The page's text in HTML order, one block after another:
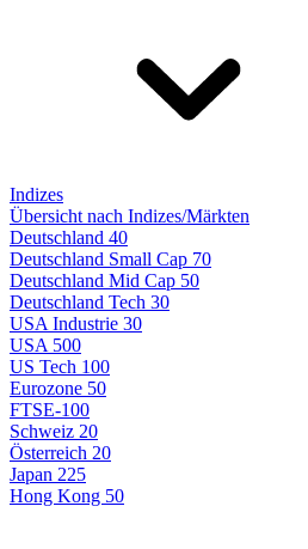
Indizes
Übersicht nach Indizes/Märkten
Deutschland 40
Deutschland Small Cap 70
Deutschland Mid Cap 50
Deutschland Tech 30
USA Industrie 30
USA 500
US Tech 100
Eurozone 50
FTSE-100
Schweiz 20
Österreich 20
Japan 225
Hong Kong 50